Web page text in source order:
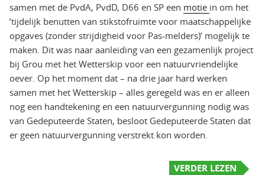
samen met de PvdA, PvdD, D66 en SP een motie in om het
’tijdelijk benutten van stikstofruimte voor maatschappelijke
opgaves (zonder strijdigheid voor Pas-melders)’ mogelijk te
maken. Dit was naar aanleiding van een gezamenlijk project
bij Grou met het Wetterskip voor een natuurvriendelijke
oever. Op het moment dat – na drie jaar hard werken
samen met het Wetterskip – alles geregeld was en er alleen
nog een handtekening en een natuurvergunning nodig was
van Gedeputeerde Staten, besloot Gedeputeerde Staten dat
er geen natuurvergunning verstrekt kon worden.
VERDER LEZEN